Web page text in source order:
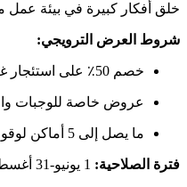
خلق أفكار كبيرة في بيئة عمل
شروط العرض الترويجي:
خصم 50٪ على استئجار غرف المؤتمرات عند طلب وجبات الطعام وفقا لقائمة الولائم (استراحات القهوة ، وجبات الغداء ، حفلات الاستقبال ، إلخ.);
عروض خاصة للوجبات
ما يصل إلى 5 أماكن لوقوف السيارات على أساس تكميلي.
فترة الصلاحية: